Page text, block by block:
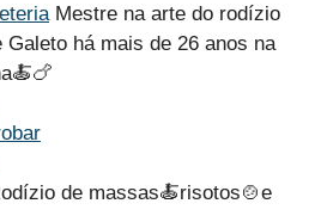
Mestre na arte do rodízio
Galeto há mais de 26 anos na
de massas🍝risotos🍲e